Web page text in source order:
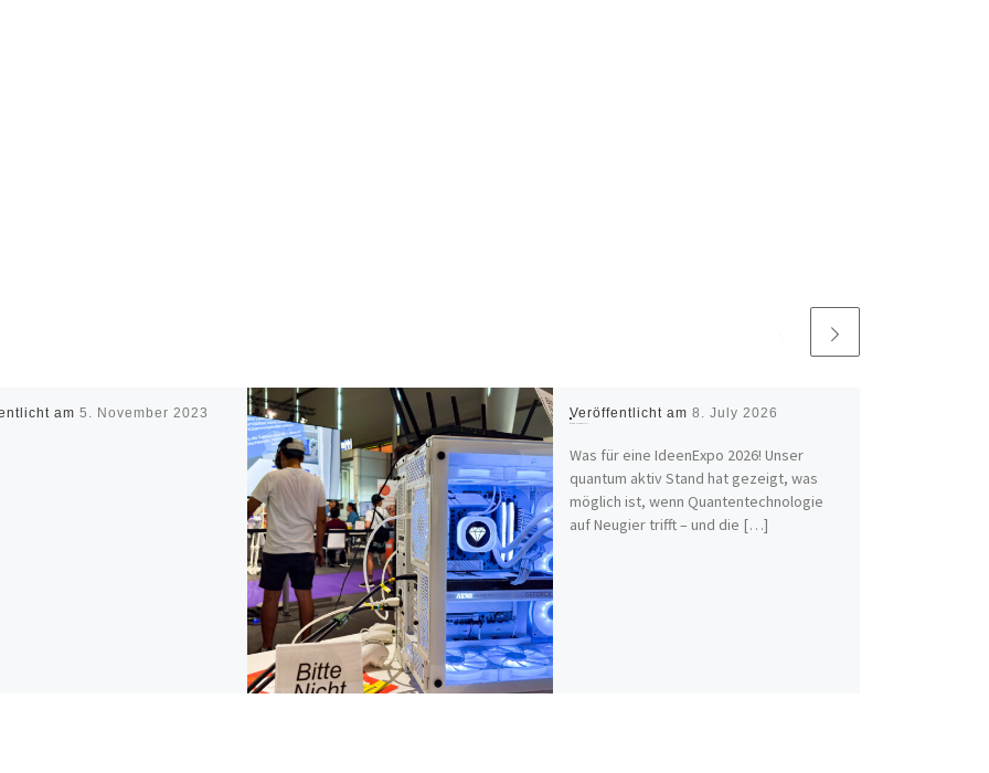
am 5. November 2023 Veröffentlicht am 8. July 2026
Was für eine IdeenExpo 2026! Unser
quantum aktiv Stand hat gezeigt, was
möglich ist, wenn Quantentechnologie
auf Neugier trifft – und die […]